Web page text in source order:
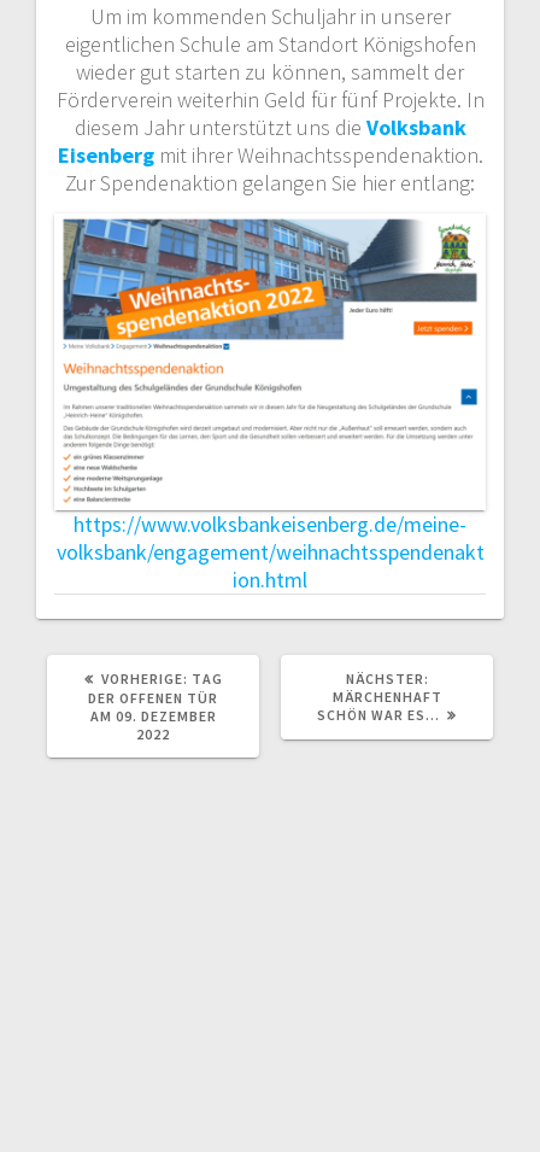
Um im kommenden Schuljahr in unserer
eigentlichen Schule am Standort Königshofen
wieder gut starten zu können, sammelt der
Förderverein weiterhin Geld für fünf Projekte. In
diesem Jahr unterstützt uns die Volksbank
Eisenbergmit ihrer Weihnachtsspendenaktion.
Zur Spendenaktion gelangen Sie hier entlang:
https://www.volksbankeisenberg.de/meine-
volksbank/engagement/weihnachtsspendenakt
ion.html
VORHERIGE: VORHERIGER
BEITRAG:
TAG
DER OFFENEN TÜR
AM 09. DEZEMBER
2022
NÄCHSTER:
BEITRAG:
MÄRCHENHAFT
SCHÖN WAR ES…